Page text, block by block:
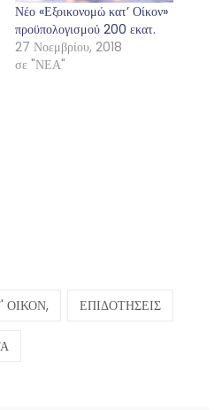
Νέο «Εξοικονομώ κατ’ Οίκον»
προϋπολογισμού 200 εκατ.
27 Νοεμβρίου, 2018
σε "ΝΕΑ"
ΟΙΚΟΝ, ΕΠΙΔΟΤΗΣΕΙΣ